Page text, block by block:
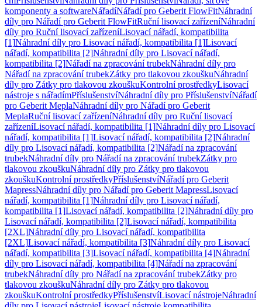
komponenty a softwareNářadíNářadí pro Geberit FlowFitNáhradní
díly pro Nářadí pro Geberit FlowFitRuční lisovací zařízeníNáhradní
díly pro Ruční lisovací zařízeníLisovací nářadí, kompatibilita
[1]Náhradní díly pro Lisovací nářadí, kompatibilita [1]Lisovací
nářadí, kompatibilita [2]Náhradní díly pro Lisovací nářadí,
kompatibilita [2]Nářadí na zpracování trubekNáhradní díly pro
Nářadí na zpracování trubekZátky pro tlakovou zkouškuNáhradní
díly pro Zátky pro tlakovou zkouškuKontrolní prostředkyLisovací
nástroje s nářadímPříslušenstvíNáhradní díly pro PříslušenstvíNářadí
pro Geberit MeplaNáhradní díly pro Nářadí pro Geberit
MeplaRuční lisovací zařízeníNáhradní díly pro Ruční lisovací
zařízeníLisovací nářadí, kompatibilita [1]Náhradní díly pro Lisovací
nářadí, kompatibilita [1]Lisovací nářadí, kompatibilita [2]Náhradní
díly pro Lisovací nářadí, kompatibilita [2]Nářadí na zpracování
trubekNáhradní díly pro Nářadí na zpracování trubekZátky pro
tlakovou zkouškuNáhradní díly pro Zátky pro tlakovou
zkouškuKontrolní prostředkyPříslušenstvíNářadí pro Geberit
MapressNáhradní díly pro Nářadí pro Geberit MapressLisovací
nářadí, kompatibilita [1]Náhradní díly pro Lisovací nářadí,
kompatibilita [1]Lisovací nářadí, kompatibilita [2]Náhradní díly pro
Lisovací nářadí, kompatibilita [2]Lisovací nářadí, kompatibilita
[2XL]Náhradní díly pro Lisovací nářadí, kompatibilita
[2XL]Lisovací nářadí, kompatibilita [3]Náhradní díly pro Lisovací
nářadí, kompatibilita [3]Lisovací nářadí, kompatibilita [4]Náhradní
díly pro Lisovací nářadí, kompatibilita [4]Nářadí na zpracování
trubekNáhradní díly pro Nářadí na zpracování trubekZátky pro
tlakovou zkouškuNáhradní díly pro Zátky pro tlakovou
zkouškuKontrolní prostředkyPříslušenstvíLisovací nástrojeNáhradní